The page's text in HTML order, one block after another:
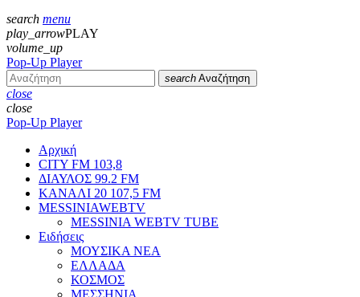
search menu
play_arrowPLAY
volume_up
Pop-Up Player
search Αναζήτηση
close
close
Pop-Up Player
Αρχική
CITY FM 103,8
ΔΙΑΥΛΟΣ 99.2 FM
ΚΑΝΑΛΙ 20 107,5 FM
MESSINIAWEBTV
MESSINIA WEBTV TUBE
Eιδήσεις
ΜΟΥΣΙΚΑ ΝΕΑ
ΕΛΛΑΔΑ
ΚΟΣΜΟΣ